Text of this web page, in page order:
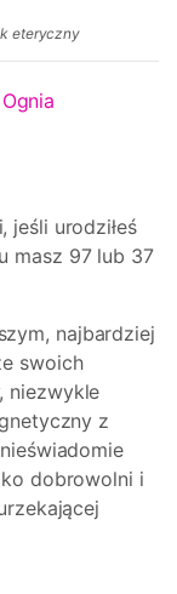
eteryczny
jeśli urodziłeś
masz 97 lub 37
najbardziej
swoich
niezwykle
z
dobrowolni i